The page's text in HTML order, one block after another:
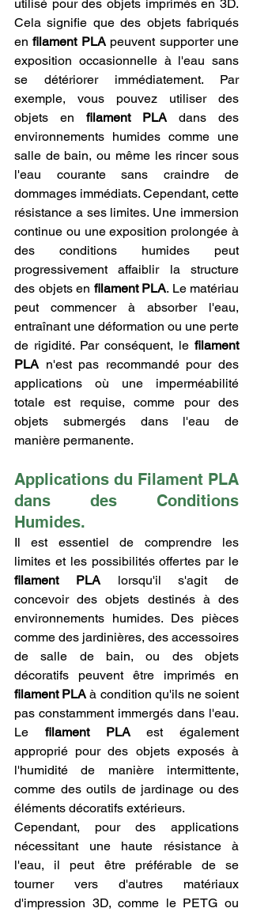
utilisé pour des objets imprimés en 3D.
Cela signifie que des objets fabriqués
en filament PLA peuvent supporter une
exposition occasionnelle à l'eau sans
se détériorer immédiatement. Par
exemple, vous pouvez utiliser des
objets en filament PLA dans des
environnements humides comme une
salle de bain, ou même les rincer sous
l'eau courante sans craindre de
dommages immédiats. Cependant, cette
résistance a ses limites. Une immersion
continue ou une exposition prolongée à
des conditions humides peut
progressivement affaiblir la structure
des objets en filament PLA. Le matériau
peut commencer à absorber l'eau,
entraînant une déformation ou une perte
de rigidité. Par conséquent, le filament
PLA n'est pas recommandé pour des
applications où une imperméabilité
totale est requise, comme pour des
objets submergés dans l'eau de
manière permanente.
Applications du Filament PLA
dans des Conditions
Humides.
Il est essentiel de comprendre les
filament PLA lorsqu'il s'agit de
concevoir des objets destinés à des
environnements humides. Des pièces
comme des jardinières, des accessoires
de salle de bain, ou des objets
filament PLA à condition qu'ils ne soient
pas constamment immergés dans l'eau.
Le filament PLA est également
approprié pour des objets exposés à
l'humidité de manière intermittente,
comme des outils de jardinage ou des
éléments décoratifs extérieurs.
Cependant, pour des applications
nécessitant une haute résistance à
l'eau, il peut être préférable de se
tourner vers d'autres matériaux
d'impression 3D, comme le PETG ou